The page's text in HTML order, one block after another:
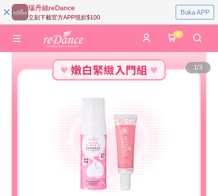
瑞丹絲reDance
立刻下載官方APP現折$100
Buka APP
0
1/3